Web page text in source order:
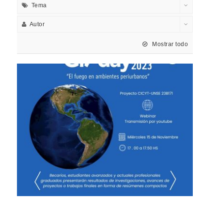
Tema
Autor
Mostrar todo